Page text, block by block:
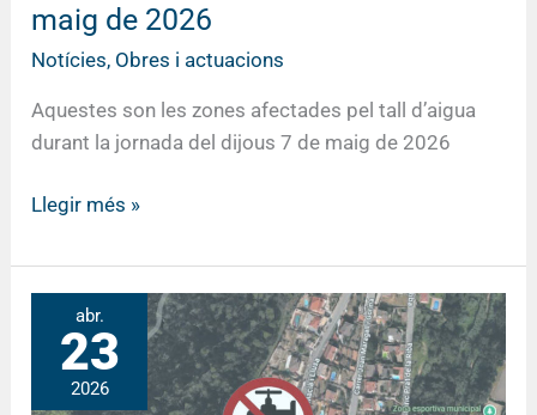
maig de 2026
Notícies, Obres i actuacions
Aquestes son les zones afectades pel tall d’aigua
durant la jornada del dijous 7 de maig de 2026
Llegir més »
abr.
23
2026
d’aigua: